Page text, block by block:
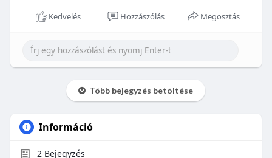
Kedvelés Hozzászólás Megosztás
Több bejegyzés betöltése
Információ
2Bejegyzés